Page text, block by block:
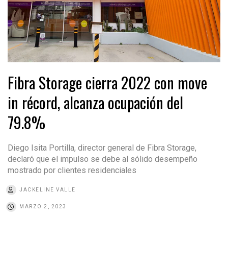
Fibra Storage cierra 2022 con move
in récord, alcanza ocupación del
79.8%
Diego Isita Portilla, director general de Fibra Storage,
declaró que el impulso se debe al sólido desempeño
mostrado por clientes residenciales
JACKELINE VALLE
MARZO 2, 2023